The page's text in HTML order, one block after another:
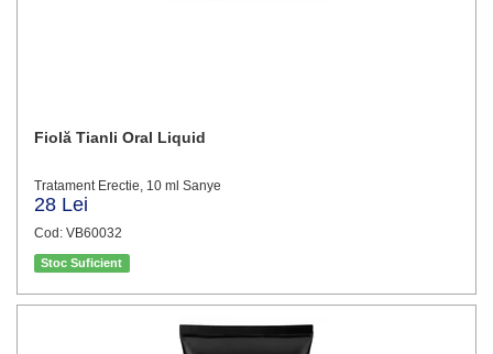
Fiolă Tianli Oral Liquid
Tratament Erectie, 10 ml Sanye
28 Lei
Cod: VB60032
Stoc Suficient